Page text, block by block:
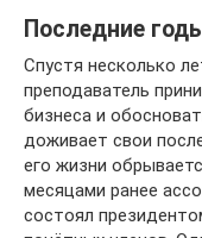
Последние
Спустя несколько
преподаватель
бизнеса и
доживает свои
его жизни
месяцами ранее
состоял